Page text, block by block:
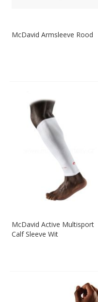
McDavid Armsleeve Rood
McDavid Active Multisport
Calf Sleeve Wit